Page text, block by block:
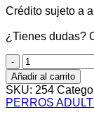
Crédito sujeto a
¿Tienes dudas?
COMPLETE
CONTROL
DE
PESO
X3KG
Añadir al carrito
SKU: 254
PERROS